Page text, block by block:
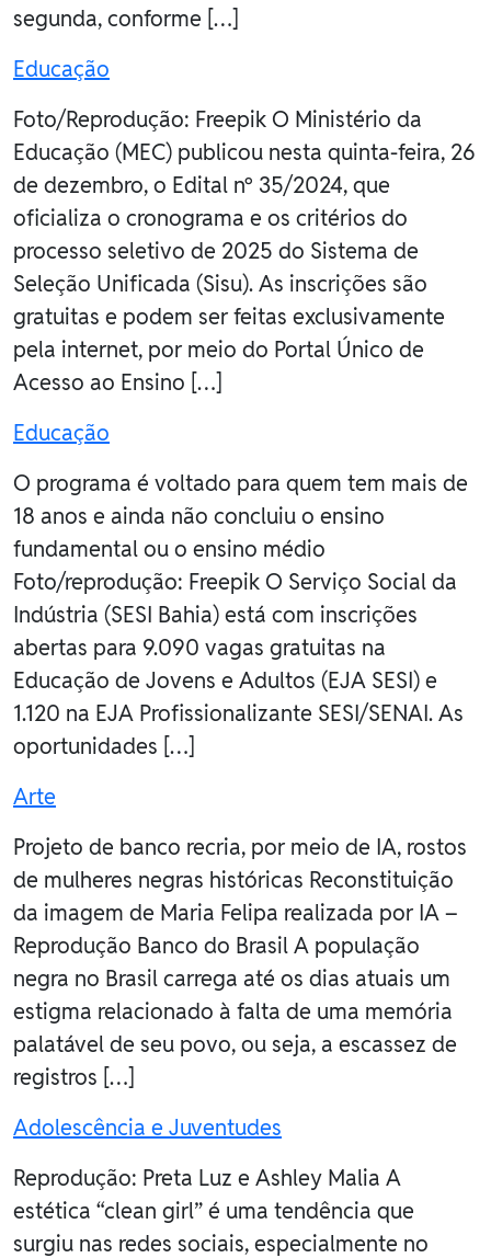
segunda, conforme […]
Educação
Foto/Reprodução: Freepik O Ministério da
Educação (MEC) publicou nesta quinta-feira, 26
de dezembro, o Edital nº 35/2024, que
oficializa o cronograma e os critérios do
processo seletivo de 2025 do Sistema de
Seleção Unificada (Sisu). As inscrições são
gratuitas e podem ser feitas exclusivamente
pela internet, por meio do Portal Único de
Acesso ao Ensino […]
Educação
O programa é voltado para quem tem mais de
18 anos e ainda não concluiu o ensino
fundamental ou o ensino médio
Foto/reprodução: Freepik O Serviço Social da
Indústria (SESI Bahia) está com inscrições
abertas para 9.090 vagas gratuitas na
Educação de Jovens e Adultos (EJA SESI) e
1.120 na EJA Profissionalizante SESI/SENAI. As
oportunidades […]
Arte
Projeto de banco recria, por meio de IA, rostos
de mulheres negras históricas Reconstituição
da imagem de Maria Felipa realizada por IA –
Reprodução Banco do Brasil A população
negra no Brasil carrega até os dias atuais um
estigma relacionado à falta de uma memória
palatável de seu povo, ou seja, a escassez de
registros […]
Adolescência e Juventudes
Reprodução: Preta Luz e Ashley Malia A
estética “clean girl” é uma tendência que
surgiu nas redes sociais, especialmente no